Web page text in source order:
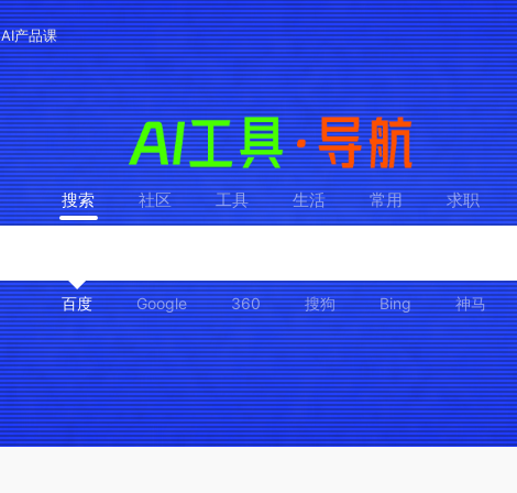
AI产品课
搜索 社区 工具 生活 常用 求职
百度 Google 360 搜狗 Bing 神马